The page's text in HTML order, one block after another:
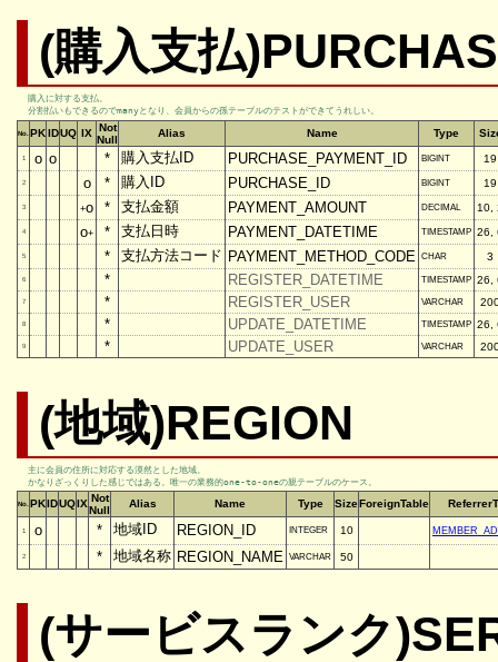
(購入支払
購入に対する支払。
分割払いもできるのでmanyとなり、会員からの孫テーブルのテストができてうれしい。
No. PKIDUQ IX
Not
Null
Alias Name Type
1 o o * 購入支払ID PURCHASE_PAYMENT_ID BIGINT 19
2 o * 購入ID PURCHASE_ID BIGINT 19
3 +o * 支払金額 PAYMENT_AMOUNT DECIMAL 10,
4 o+ * 支払日時 PAYMENT_DATETIME TIMESTAMP 26,
5 * 支払方法コード PAYMENT_METHOD_CODE CHAR 3
6 * REGISTER_DATETIME TIMESTAMP 26,
7 * REGISTER_USER VARCHAR
8 * UPDATE_DATETIME TIMESTAMP 26,
9 * UPDATE_USER VARCHAR
(地域)REGION
主に会員の住所に対応する漠然とした地域。
かなりざっくりした感じではある。唯一の業務的one-to-oneの親テーブルのケース。
No. PKIDUQIX Not
Null
Alias Name Type SizeForeignTable
1 o * 地域ID REGION_ID INTEGER 10
2 * 地域名称 REGION_NAME VARCHAR 50
(サービスランク